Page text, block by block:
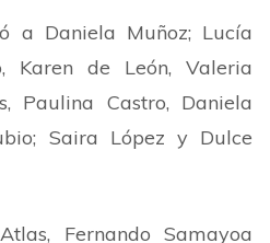
a Daniela Muñoz; Lucía
Karen de León, Valeria
Paulina Castro, Daniela
Saira López y Dulce
Fernando Samayoa